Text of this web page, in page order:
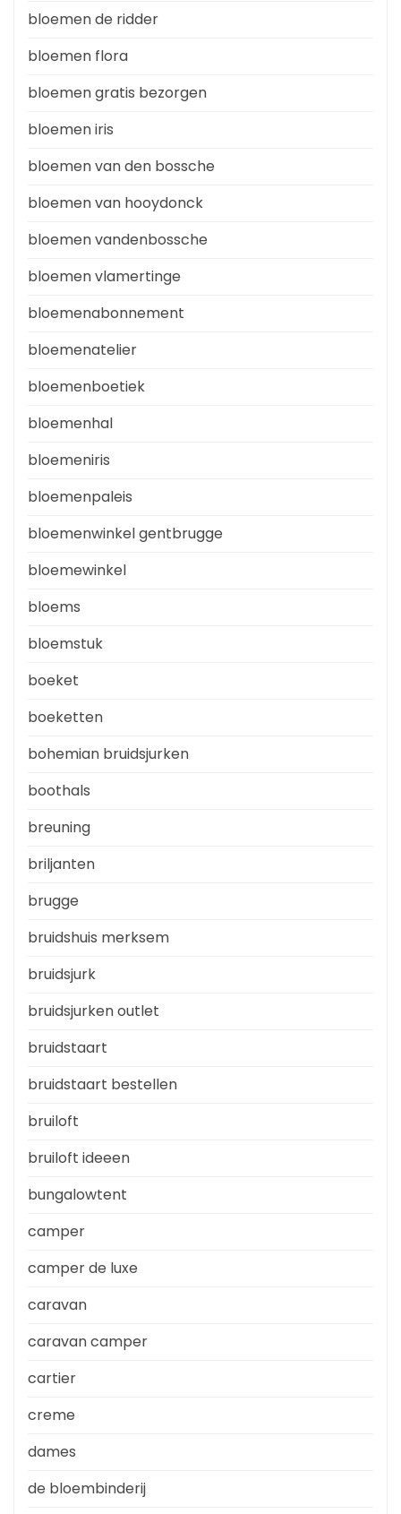
bloemen de ridder
bloemen flora
bloemen gratis bezorgen
bloemen iris
bloemen van den bossche
bloemen van hooydonck
bloemen vandenbossche
bloemen vlamertinge
bloemenabonnement
bloemenatelier
bloemenboetiek
bloemenhal
bloemeniris
bloemenpaleis
bloemenwinkel gentbrugge
bloemewinkel
bloems
bloemstuk
boeket
boeketten
bohemian bruidsjurken
boothals
breuning
briljanten
brugge
bruidshuis merksem
bruidsjurk
bruidsjurken outlet
bruidstaart
bruidstaart bestellen
bruiloft
bruiloft ideeen
bungalowtent
camper
camper de luxe
caravan
caravan camper
cartier
creme
dames
de bloembinderij